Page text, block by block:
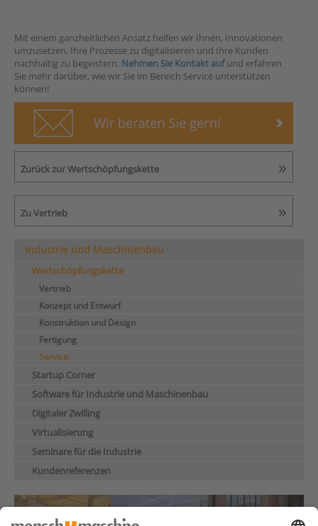
Mit einem ganzheitlichen Ansatz helfen wir Ihnen, Innovationen
umzusetzen, Ihre Prozesse zu digitalisieren und Ihre Kunden
nachhaltig zu begeistern. Nehmen Sie Kontakt aufund erfahren
Sie mehr darüber, wie wir Sie im Bereich Service unterstützen
können!
Zurück zur Wertschöpfungskette
Zu Vertrieb
Industrie und Maschinenbau
Wertschöpfungskette
Vertrieb
Konzept und Entwurf
Konstruktion und Design
Fertigung
Service
Startup Corner
Software für Industrie und Maschinenbau
Digitaler Zwilling
Virtualisierung
Seminare für die Industrie
Kundenreferenzen